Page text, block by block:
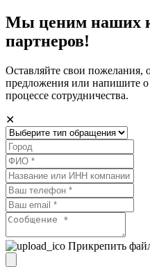
Мы ценим наших
партнеров!
Оставляйте свои пожелания,
предложения или напишите
процессе сотрудничества.
✕
Прикрепить